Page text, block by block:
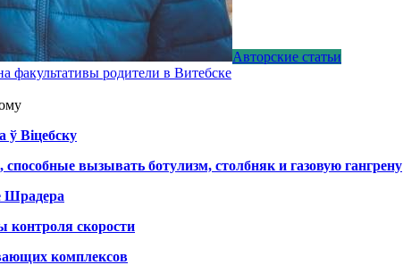
Авторские статьи
факультативы родители в Витебске
ў Віцебску
вызывать ботулизм, столбняк и газовую гангрену
Шрадера
контроля скорости
комплексов